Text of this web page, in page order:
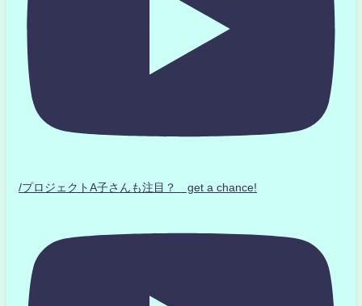
/プロジェクトA子さんも注目？ get a chance!